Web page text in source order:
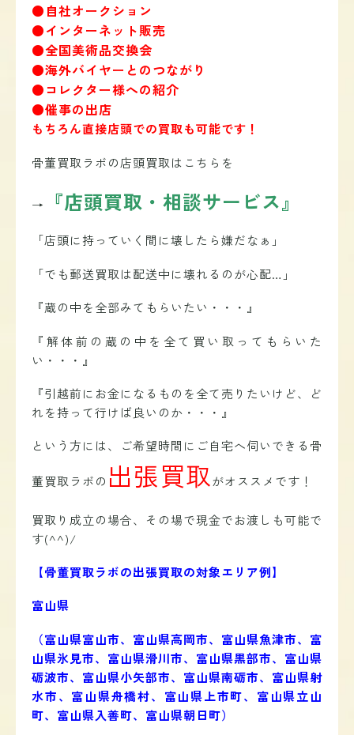
●自社オークション
●インターネット販売
●全国美術品交換会
●海外バイヤーとのつながり
●コレクター様への紹介
●催事の出店
もちろん直接店頭での買取も可能です！
骨董買取ラボの店頭買取はこちらを
→ 『店頭買取・相談サービス』
「店頭に持っていく間に壊したら嫌だなぁ」
「でも郵送買取は配送中に壊れるのが心配…」
『蔵の中を全部みてもらいたい・・・』
『解体前の蔵の中を全て買い取ってもらいた
い・・・』
『引越前にお金になるものを全て売りたいけど、ど
れを持って行けば良いのか・・・』
という方には、ご希望時間にご自宅へ伺いできる骨
董買取ラボの 出張買取がオススメです！
買取り成立の場合、その場で現金でお渡しも可能で
す(^^)/
【骨董買取ラボの出張買取の対象エリア例】
富山県
（富山県富山市、富山県高岡市、富山県魚津市、富
山県氷見市、富山県滑川市、富山県黒部市、富山県
砺波市、富山県小矢部市、富山県南砺市、富山県射
水市、富山県舟橋村、富山県上市町、富山県立山
町、富山県入善町、富山県朝日町）